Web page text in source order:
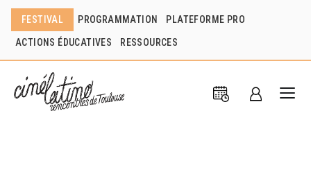
FESTIVAL PROGRAMMATION PLATEFORME PRO
ACTIONS ÉDUCATIVES RESSOURCES